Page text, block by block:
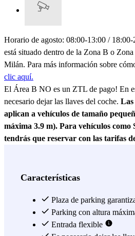
Horario de agosto: 08:00-13:00 / 18:00-
está situado dentro de la Zona B o
Milán. Para más información sobre
clic aquí.
El Área B NO es un ZTL de pago! En
necesario dejar las llaves del coche. Las
aplican a vehículos de tamaño
máxima 3.9 m). Para vehículos como
tendrás que reservar con las tarifas
como Corso XXII Marzo (apúntatelo),
centro histórico de Milán, por lo que te
en Milán, fuera de la zona de tráfico
tu viaje sin preocuparte por nada, tan
Características
Plaza de parking
Parking con altura
Entrada flexible